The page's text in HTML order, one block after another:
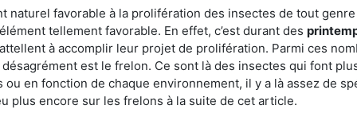
naturel favorable à la prolifération des insectes de tout
tellement favorable. En effet, c’est durant des
à accomplir leur projet de prolifération. Parmi ces
est le frelon. Ce sont là des insectes qui font
ou en fonction de chaque environnement, il y a là assez de
plus encore sur les frelons à la suite de cet article.